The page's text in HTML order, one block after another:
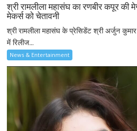
श्री रामलीला महासंघ का रणबीर कपूर की
मेकर्स को चेतावनी
श्री रामलीला महासंघ के प्रेसिडेंट श्री अर्जुन
में रिलीज...
News & Entertainment